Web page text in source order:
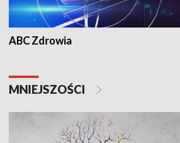
ABC Zdrowia
MNIEJSZOŚCI